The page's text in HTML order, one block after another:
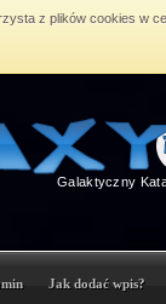
z plików cookies w
Galaktyczny
Jak dodać wpis?